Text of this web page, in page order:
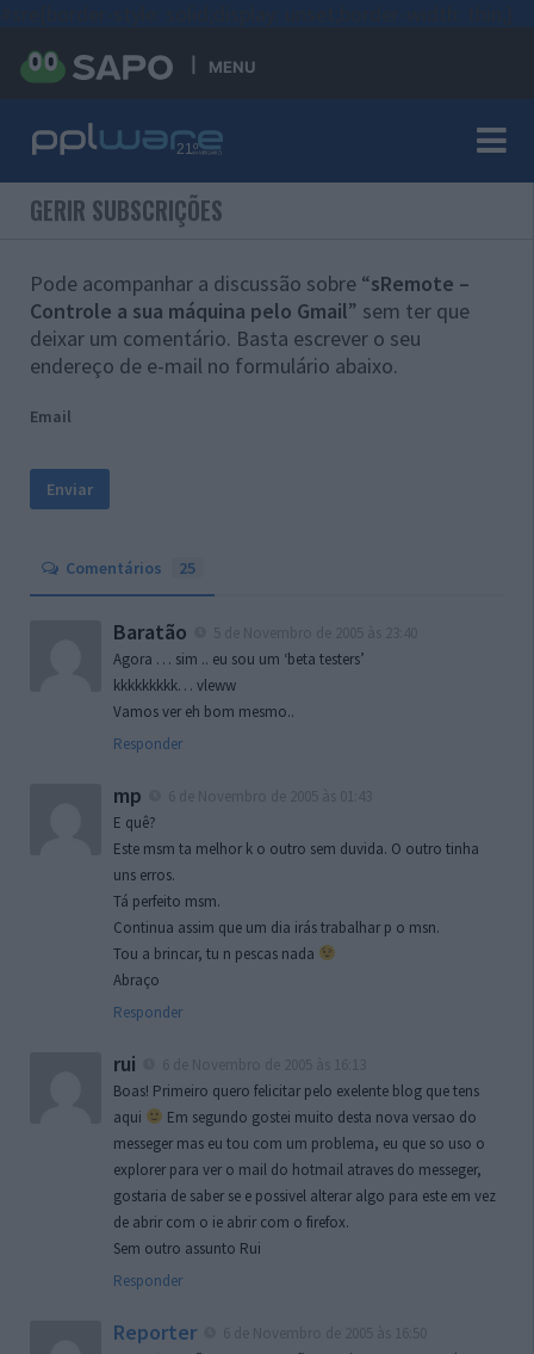
MENU
GERIR SUBSCRIÇÕES
Pode acompanhar a discussão sobre “sRemote –
Controle a sua máquina pelo Gmail” sem ter que
deixar um comentário. Basta escrever o seu
endereço de e-mail no formulário abaixo.
Email
Comentários 25
Baratão
Agora … sim .. eu sou um ‘beta testers’
kkkkkkkkk… vleww
Vamos ver eh bom mesmo..
Responder
mp
E quê?
Este msm ta melhor k o outro sem duvida. O outro tinha
uns erros.
Tá perfeito msm.
Continua assim que um dia irás trabalhar p o msn.
Tou a brincar, tu n pescas nada
Abraço
Responder
rui
Boas! Primeiro quero felicitar pelo exelente blog que tens
aqui
Em segundo gostei muito desta nova versao do
messeger mas eu tou com um problema, eu que so uso o
explorer para ver o mail do hotmail atraves do messeger,
gostaria de saber se e possivel alterar algo para este em vez
de abrir com o ie abrir com o firefox.
Sem outro assunto Rui
Responder
Reporter